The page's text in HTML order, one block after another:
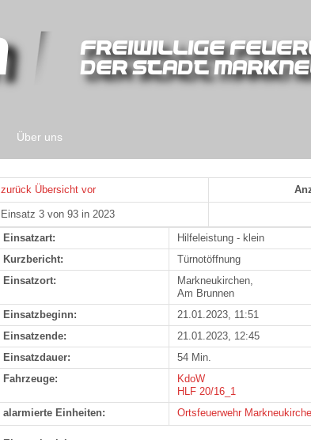
Über uns
zurück Übersicht vor
Einsatz 3 von 93 in 2023
Einsatzart:
Hilfeleistung - klein
Kurzbericht:
Türnotöffnung
Einsatzort:
Markneukirchen,
Am Brunnen
Einsatzbeginn:
21.01.2023, 11:51
Einsatzende:
21.01.2023, 12:45
Einsatzdauer:
54 Min.
Fahrzeuge:
KdoW
HLF 20/16_1
alarmierte Einheiten:
Ortsfeuerwehr